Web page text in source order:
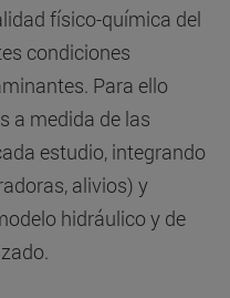
físico-química del
condiciones
Para ello
a medida de las
estudio, integrando
alivios) y
hidráulico y de